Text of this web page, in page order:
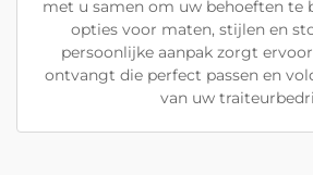
met u samen om uw behoeften te
opties voor maten, stijlen en
persoonlijke aanpak zorgt
ontvangt die perfect passen en
van uw